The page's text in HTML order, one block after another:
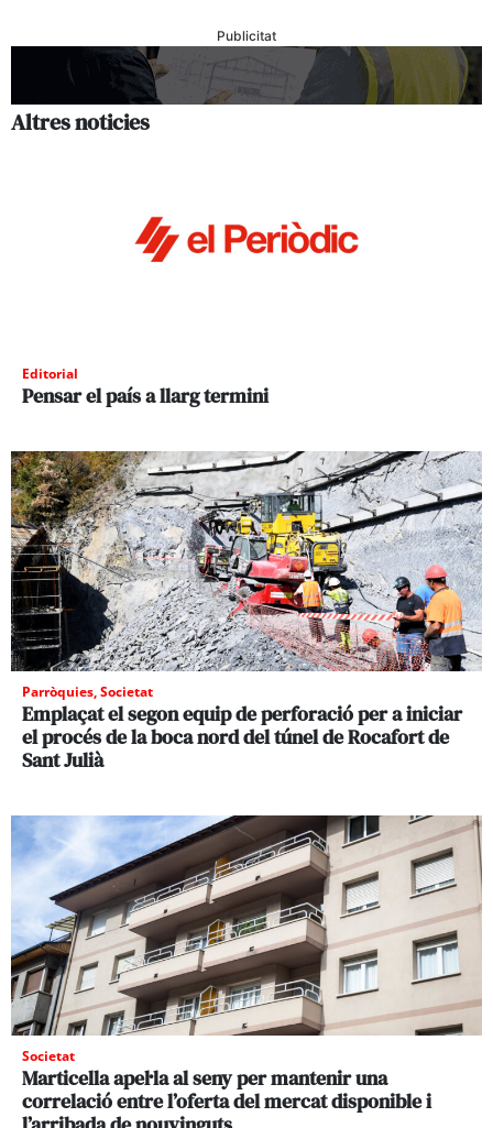
Publicitat
Altres noticies
Editorial
Pensar el país a llarg termini
Parròquies,Societat
Emplaçat el segon equip de perforació per a iniciar
el procés de la boca nord del túnel de Rocafort de
Sant Julià
Societat
Marticella apel·la al seny per mantenir una
correlació entre l’oferta del mercat disponible i